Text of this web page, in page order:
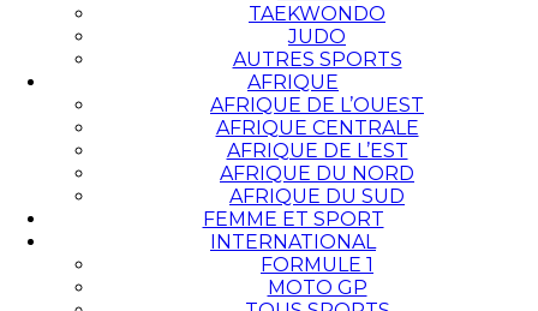
TAEKWONDO
JUDO
AUTRES SPORTS
AFRIQUE
AFRIQUE DE L’OUEST
AFRIQUE CENTRALE
AFRIQUE DE L’EST
AFRIQUE DU NORD
AFRIQUE DU SUD
FEMME ET SPORT
INTERNATIONAL
FORMULE 1
MOTO GP